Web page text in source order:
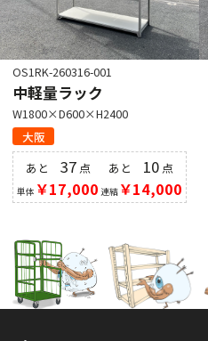
OS1RK-260316-001
中軽量ラック
W1800×D600×H2400
大阪
あと 37点
単体 ￥17,000
あと 10 点
連結￥14,000